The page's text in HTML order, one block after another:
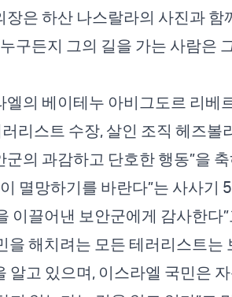
은 하산 나스랄라의 사진과 함
구든지 그의 길을 가는 사람은
엘의 베이테누 아비그도르 리베
리스트 수장, 살인 조직 헤즈볼
의 과감하고 단호한 행동”을
멸망하기를 바란다”는 사사기
이끌어낸 보안군에게 감사한다
을 해치려는 모든 테러리스트는
알고 있으며, 이스라엘 국민은